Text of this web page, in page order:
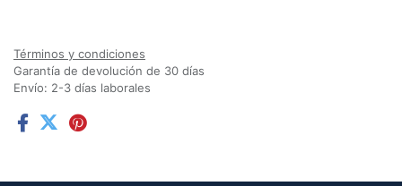
Términos y condiciones
Garantía de devolución de 30 días
Envío: 2-3 días laborales